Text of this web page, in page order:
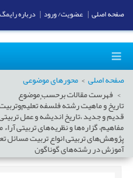
صفحه اصلی
محورهای موضوعی
فهرست مقالات برحسب موضوع
تاریخ و ماهیت رشته فلسفهٔ
قدیم و جدید ،تاریخ اندیشه و عمل
مفاهیم، گزاره‌ها و نظریه‌های تربیتی
پژوهش‌های تربیتی انواع تربیت مسائل
آموزش در رشته‌های گوناگون
صفحه اصلی عضویت/ ورود درباره رایمگ